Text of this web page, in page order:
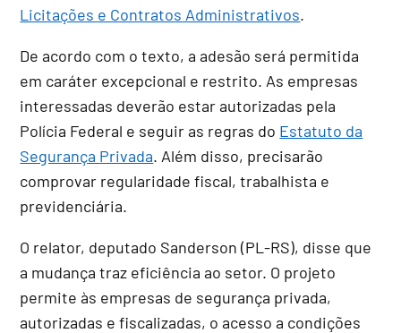
Licitações e Contratos Administrativos.
De acordo com o texto, a adesão será permitida
em caráter excepcional e restrito. As empresas
interessadas deverão estar autorizadas pela
Polícia Federal e seguir as regras do Estatuto da
Segurança Privada. Além disso, precisarão
comprovar regularidade fiscal, trabalhista e
previdenciária.
O relator, deputado Sanderson (PL-RS), disse que
a mudança traz eficiência ao setor. O projeto
permite às empresas de segurança privada,
autorizadas e fiscalizadas, o acesso a condições